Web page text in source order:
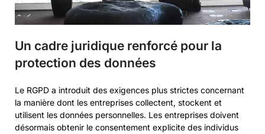
Un cadre juridique renforcé pour la
protection des données
Le RGPD a introduit des exigences plus strictes concernant
la manière dont les entreprises collectent, stockent et
utilisent les données personnelles. Les entreprises doivent
désormais obtenir le consentement explicite des individus